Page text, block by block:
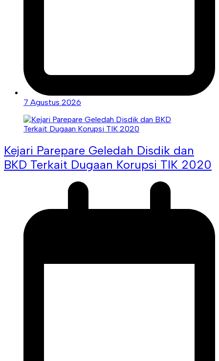
7 Agustus 2026
Kejari Parepare Geledah Disdik dan
BKD Terkait Dugaan Korupsi TIK 2020